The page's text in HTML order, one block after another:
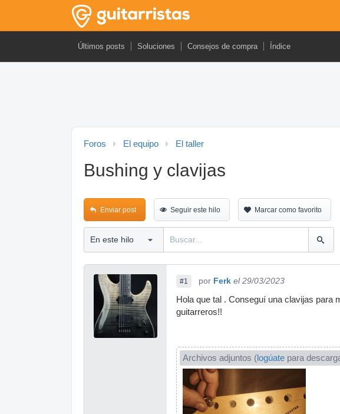
Últimos posts Soluciones Consejos de compra Índice
Foros El equipo El taller
Bushing y clavijas
Enviar post Seguir este hilo Marcar como favorito
#1 por Ferk el 29/03/2023
Hola que tal . Conseguí una clavijas para
guitarreros!!
Archivos adjuntos (logúate para